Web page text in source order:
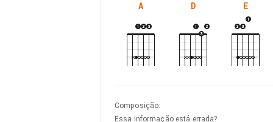
A D E
Composição:
Essa informação está errada?